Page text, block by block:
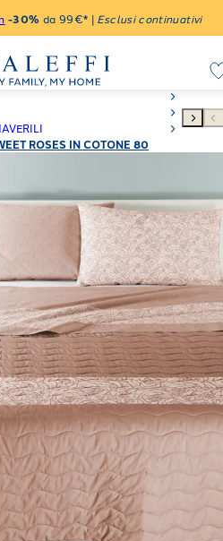
-30% da 99€* | Esclusi continuativi
ROSES IN COTONE 80